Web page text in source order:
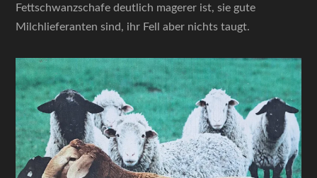
Fettschwanzschafe deutlich magerer ist, sie gute
Milchlieferanten sind, ihr Fell aber nichts taugt.